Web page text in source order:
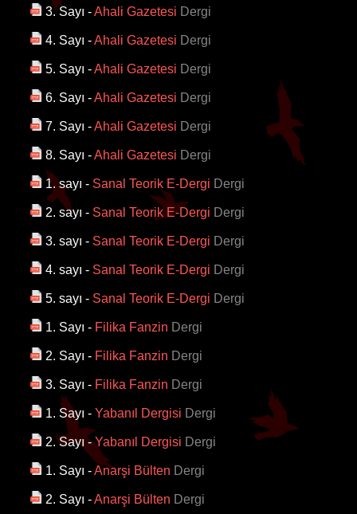
3. Sayı -Ahali Gazetesi Dergi
4. Sayı -Ahali Gazetesi Dergi
5. Sayı -Ahali Gazetesi Dergi
6. Sayı -Ahali Gazetesi Dergi
7. Sayı -Ahali Gazetesi Dergi
8. Sayı -Ahali Gazetesi Dergi
1. sayı - Sanal Teorik E-Dergi Dergi
2. sayı - Sanal Teorik E-Dergi Dergi
3. sayı - Sanal Teorik E-Dergi Dergi
4. sayı - Sanal Teorik E-Dergi Dergi
5. sayı - Sanal Teorik E-Dergi Dergi
1. Sayı - Filika Fanzin Dergi
2. Sayı - Filika Fanzin Dergi
3. Sayı - Filika Fanzin Dergi
1. Sayı - Yabanıl Dergisi Dergi
2. Sayı -Yabanıl Dergisi Dergi
1. Sayı -Anarşi Bülten Dergi
2. Sayı -Anarşi Bülten Dergi